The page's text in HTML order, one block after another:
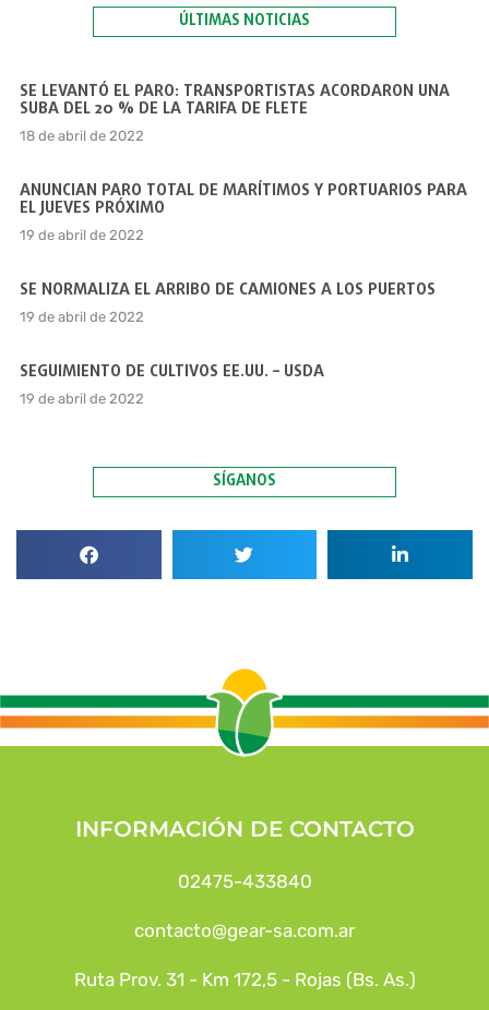
ÚLTIMAS NOTICIAS
SE LEVANTÓ EL PARO: TRANSPORTISTAS ACORDARON UNA
SUBA DEL 20 % DE LA TARIFA DE FLETE
18 de abril de 2022
ANUNCIAN PARO TOTAL DE MARÍTIMOS Y PORTUARIOS PARA
EL JUEVES PRÓXIMO
19 de abril de 2022
SE NORMALIZA EL ARRIBO DE CAMIONES A LOS PUERTOS
19 de abril de 2022
SEGUIMIENTO DE CULTIVOS EE.UU. – USDA
19 de abril de 2022
SÍGANOS
INFORMACIÓN DE CONTACTO
02475-433840
contacto@gear-sa.com.ar
Ruta Prov. 31 - Km 172,5 - Rojas (Bs. As.)